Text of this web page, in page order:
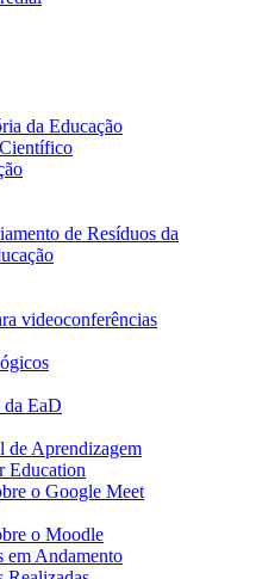
da Educação
de Resíduos da
videoconferências
da EaD
de Aprendizagem
Education
o Google Meet
o Moodle
em Andamento